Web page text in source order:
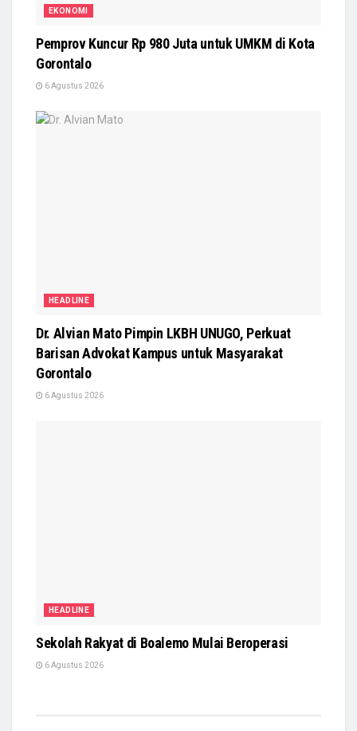
EKONOMI
Pemprov Kuncur Rp 980 Juta untuk UMKM di Kota
Gorontalo
6 Agustus 2026
HEADLINE
Dr. Alvian Mato Pimpin LKBH UNUGO, Perkuat
Barisan Advokat Kampus untuk Masyarakat
Gorontalo
6 Agustus 2026
HEADLINE
Sekolah Rakyat di Boalemo Mulai Beroperasi
6 Agustus 2026